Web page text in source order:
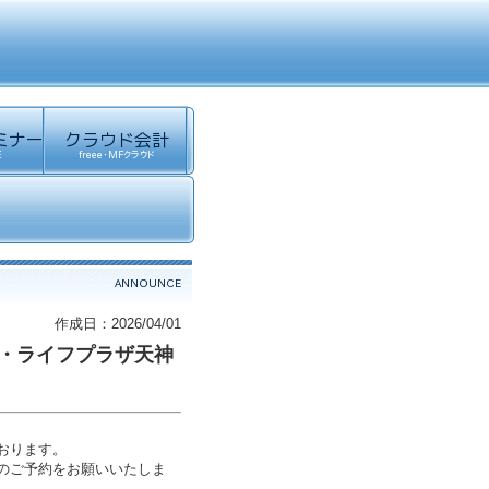
作成日：2026/04/01
ライフプラザ天神
ます。
ご予約をお願いいたしま